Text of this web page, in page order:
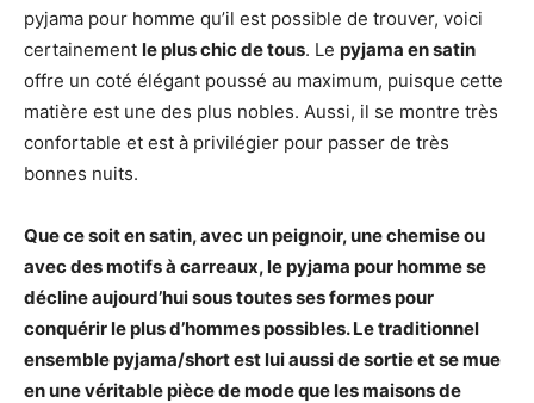
pyjama pour homme qu’il est possible de trouver, voici
certainement le plus chic de tous. Le pyjama en satin
offre un coté élégant poussé au maximum, puisque cette
matière est une des plus nobles. Aussi, il se montre très
confortable et est à privilégier pour passer de très
bonnes nuits.
Que ce soit en satin, avec un peignoir, une chemise ou
avec des motifs à carreaux, le pyjama pour homme se
décline aujourd’hui sous toutes ses formes pour
conquérir le plus d’hommes possibles. Le traditionnel
ensemble pyjama/short est lui aussi de sortie et se mue
en une véritable pièce de mode que les maisons de